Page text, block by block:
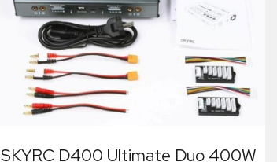
SKYRC D400 Ultimate Duo 400W